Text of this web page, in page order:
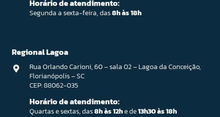
Horário de atendimento:
Segunda a sexta-feira, das8h às 18h
Regional Lagoa
Rua Orlando Carioni, 60 – sala 02 – Lagoa da Conceição,
Florianópolis – SC
CEP: 88062-035
Horário de atendimento:
Quartas e sextas, das8h às 12he de13h30 às 18h